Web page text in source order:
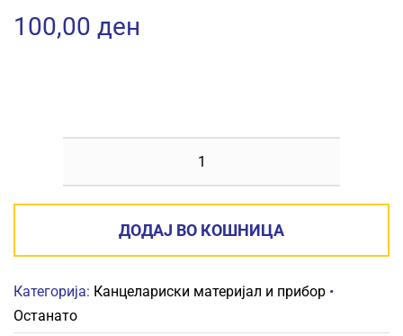
100,00 ден
350
ДОДАЈ ВО КОШНИЦА
Категорија: Канцелариски материјал и прибор•
Останато